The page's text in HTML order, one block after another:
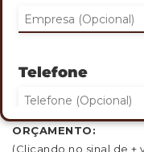
Telefone
Cod. CNE-17142
Gravação: 01 cor na
QUANTIDADE
INDIQUE ABAIXO DE
ORÇAMENTO:
(Clicando no sinal de